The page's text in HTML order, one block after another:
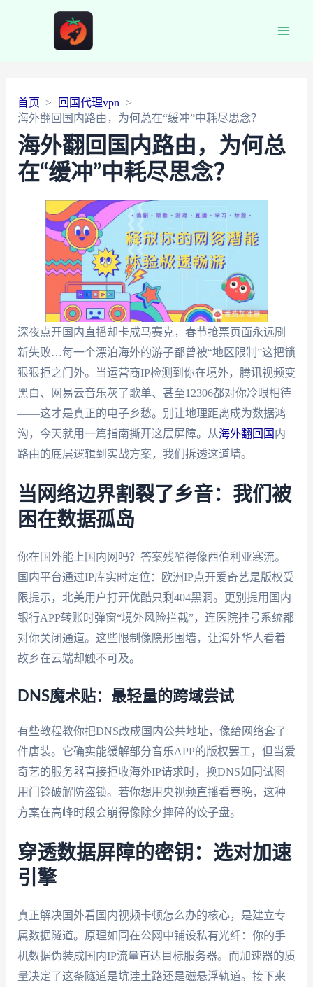
首页
回国代理vpn
海外翻回国内路由，为何总在“缓冲”中耗尽思念？
海外翻回国内路由，为何总
在“缓冲”中耗尽思念？
深夜点开国内直播却卡成马赛克，春节抢票页面永远刷
新失败…每一个漂泊海外的游子都曾被“地区限制”这把锁
狠狠拒之门外。当运营商IP检测到你在境外，腾讯视频变
黑白、网易云音乐灰了歌单、甚至12306都对你冷眼相待
——这才是真正的电子乡愁。别让地理距离成为数据鸿
沟，今天就用一篇指南撕开这层屏障。从海外翻回国 内
路由的底层逻辑到实战方案，我们拆透这道墙。
当网络边界割裂了乡音：我们被
困在数据孤岛
你在国外能上国内网吗？答案残酷得像西伯利亚寒流。
国内平台通过IP库实时定位：欧洲IP点开爱奇艺是版权受
限提示，北美用户打开优酷只剩404黑洞。更别提用国内
银行APP转账时弹窗“境外风险拦截”，连医院挂号系统都
对你关闭通道。这些限制像隐形围墙，让海外华人看着
故乡在云端却触不可及。
DNS魔术贴：最轻量的跨域尝试
有些教程教你把DNS改成国内公共地址，像给网络套了
件唐装。它确实能缓解部分音乐APP的版权罢工，但当爱
奇艺的服务器直接拒收海外IP请求时，换DNS如同试图
用门铃破解防盗锁。若你想用央视频直播看春晚，这种
方案在高峰时段会崩得像除夕摔碎的饺子盘。
穿透数据屏障的密钥：选对加速
引擎
真正解决国外看国内视频卡顿怎么办的核心，是建立专
属数据隧道。原理如同在公网中铺设私有光纤：你的手
机数据伪装成国内IP流量直达目标服务器。而加速器的质
量决定了这条隧道是坑洼土路还是磁悬浮轨道。接下来